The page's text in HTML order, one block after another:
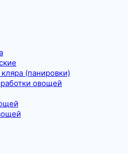
(панировки)
овощей